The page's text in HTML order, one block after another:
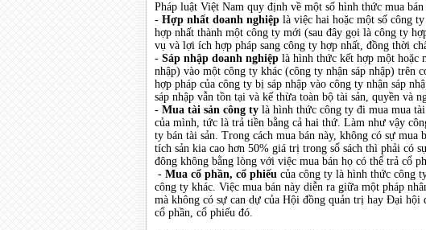
Pháp luật Việt Nam quy định về một số hình thức mua bán
- Hợp nhất doanh nghiệp là việc hai hoặc một số công
hợp nhất thành một công ty mới (sau đây gọi là công ty
vụ và lợi ích hợp pháp sang công ty hợp nhất, đồng thời
- Sáp nhập doanh nghiệp là hình thức kết hợp một hoặc
nhập) vào một công ty khác (công ty nhận sáp nhập) trên
hợp pháp của công ty bị sáp nhập vào công ty nhận sáp
sáp nhập vẫn tồn tại và kế thừa toàn bộ tài sản, quyền và
- Mua tài sản công ty là hình thức công ty đi mua mua
của mình, tức là trả tiền bằng cả hai thứ. Làm như vậy
ty bán tài sản. Trong cách mua bán này, không có sự
tích sản kia cao hơn 50% giá trị trong sổ sách thì phải có
đông không bằng lòng với việc mua bán họ có thể trả cổ
- Mua cổ phần, cổ phiếu của công ty là hình thức công
công ty khác. Việc mua bán này diễn ra giữa một pháp
mà không có sự can dự của Hội đồng quản trị hay Đại hội
cổ phần, cổ phiếu đó.